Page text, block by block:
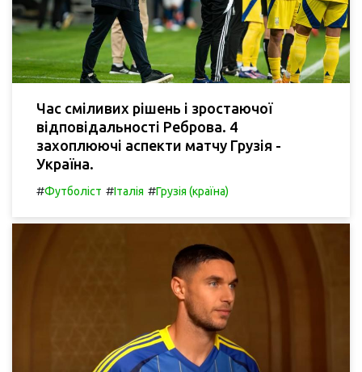
Час сміливих рішень і зростаючої
відповідальності Реброва. 4
захоплюючі аспекти матчу Грузія -
Україна.
#Футболіст #Італія #Грузія (країна)